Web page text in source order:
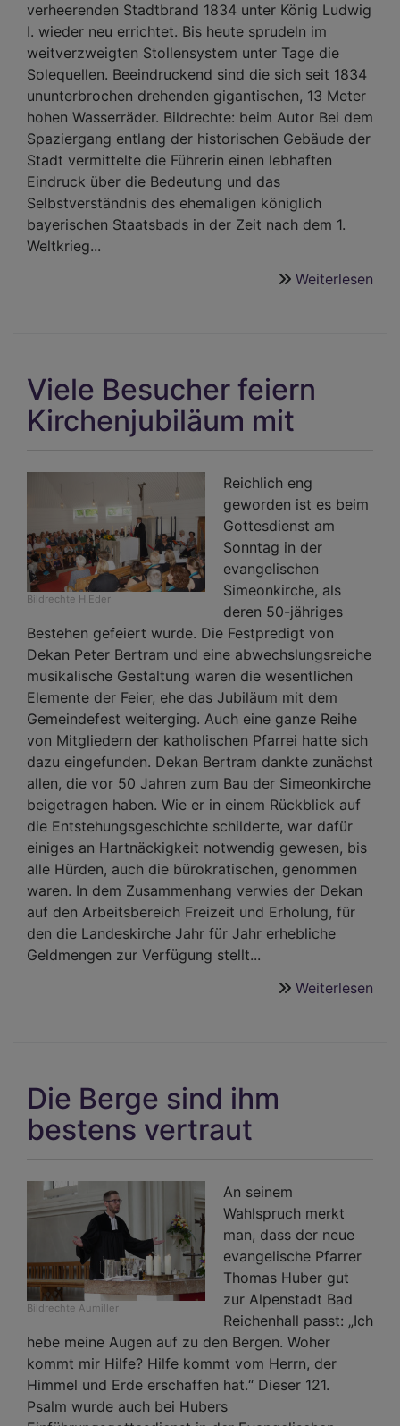
verheerenden Stadtbrand 1834 unter König Ludwig
I. wieder neu errichtet. Bis heute sprudeln im
weitverzweigten Stollensystem unter Tage die
Solequellen. Beeindruckend sind die sich seit 1834
ununterbrochen drehenden gigantischen, 13 Meter
hohen Wasserräder. Bildrechte: beim Autor Bei dem
Spaziergang entlang der historischen Gebäude der
Stadt vermittelte die Führerin einen lebhaften
Eindruck über die Bedeutung und das
Selbstverständnis des ehemaligen königlich
bayerischen Staatsbads in der Zeit nach dem 1.
Weltkrieg...
Weiterlesen
Viele Besucher feiern
Kirchenjubiläum mit
Bildrechte H.Eder
Reichlich eng
geworden ist es beim
Gottesdienst am
Sonntag in der
evangelischen
Simeonkirche, als
deren 50-jähriges
Bestehen gefeiert wurde. Die Festpredigt von
Dekan Peter Bertram und eine abwechslungsreiche
musikalische Gestaltung waren die wesentlichen
Elemente der Feier, ehe das Jubiläum mit dem
Gemeindefest weiterging. Auch eine ganze Reihe
von Mitgliedern der katholischen Pfarrei hatte sich
dazu eingefunden. Dekan Bertram dankte zunächst
allen, die vor 50 Jahren zum Bau der Simeonkirche
beigetragen haben. Wie er in einem Rückblick auf
die Entstehungsgeschichte schilderte, war dafür
einiges an Hartnäckigkeit notwendig gewesen, bis
alle Hürden, auch die bürokratischen, genommen
waren. In dem Zusammenhang verwies der Dekan
auf den Arbeitsbereich Freizeit und Erholung, für
den die Landeskirche Jahr für Jahr erhebliche
Geldmengen zur Verfügung stellt...
Weiterlesen
Die Berge sind ihm
bestens vertraut
Bildrechte Aumiller
An seinem
Wahlspruch merkt
man, dass der neue
evangelische Pfarrer
Thomas Huber gut
zur Alpenstadt Bad
Reichenhall passt: „Ich
hebe meine Augen auf zu den Bergen. Woher
kommt mir Hilfe? Hilfe kommt vom Herrn, der
Himmel und Erde erschaffen hat.“ Dieser 121.
Psalm wurde auch bei Hubers